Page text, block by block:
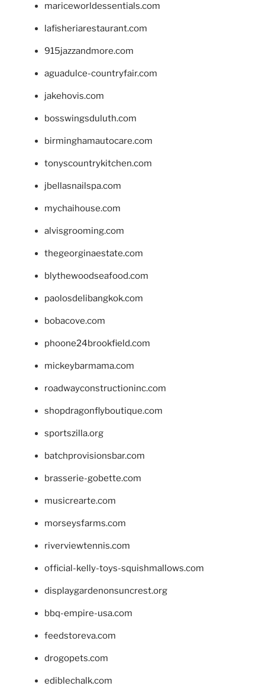
mariceworldessentials.com
lafisheriarestaurant.com
915jazzandmore.com
aguadulce-countryfair.com
jakehovis.com
bosswingsduluth.com
birminghamautocare.com
tonyscountrykitchen.com
jbellasnailspa.com
mychaihouse.com
alvisgrooming.com
thegeorginaestate.com
blythewoodseafood.com
paolosdelibangkok.com
bobacove.com
phoone24brookfield.com
mickeybarmama.com
roadwayconstructioninc.com
shopdragonflyboutique.com
sportszilla.org
batchprovisionsbar.com
brasserie-gobette.com
musicrearte.com
morseysfarms.com
riverviewtennis.com
official-kelly-toys-squishmallows.com
displaygardenonsuncrest.org
bbq-empire-usa.com
feedstoreva.com
drogopets.com
ediblechalk.com